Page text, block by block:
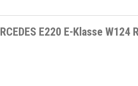
E220 E-Klasse W124